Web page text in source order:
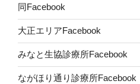
同Facebook
大正エリアFacebook
みなと生協診療所Facebook
ながほり通り診療所Facebook